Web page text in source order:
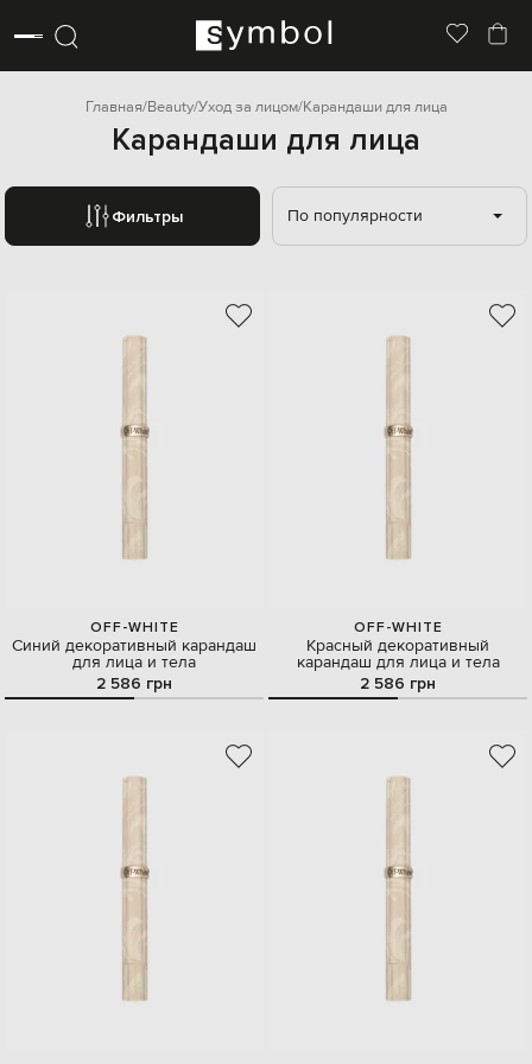
Главная Beauty Уход за лицом Карандаши для лица
Карандаши для лица
Фильтры По популярности
OFF-WHITE
Синий декоративный карандаш
для лица и тела
2 586 грн
OFF-WHITE
Красный декоративный
карандаш для лица и тела
2 586 грн